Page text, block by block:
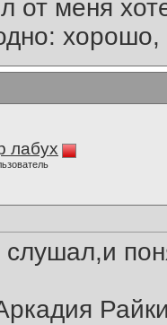
от меня
лабух